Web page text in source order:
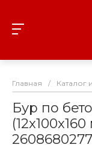
Главная / Каталог
Бур по
2608680277